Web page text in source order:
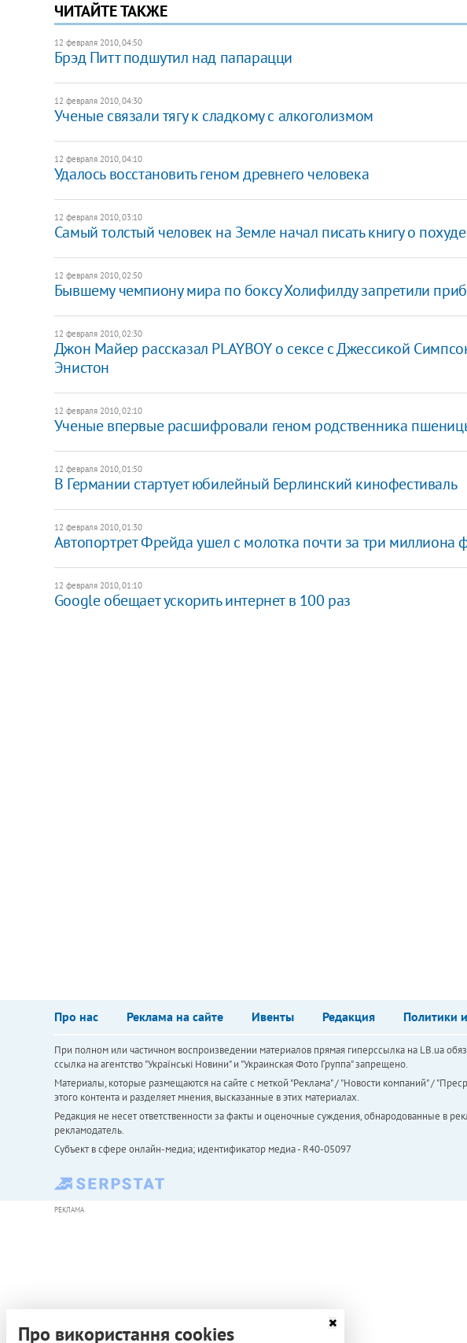
ЧИТАЙТЕ ТАКЖЕ
12 февраля 2010, 04:50
Брэд Питт подшутил над папарацци
12 февраля 2010, 04:30
Ученые связали тягу к сладкому с алкоголизмом
12 февраля 2010, 04:10
Удалось восстановить геном древнего человека
12 февраля 2010, 03:10
Самый толстый человек на Земле начал писать книгу о
12 февраля 2010, 02:50
Бывшему чемпиону мира по боксу Холифилду запретили
12 февраля 2010, 02:30
Джон Майер рассказал PLAYBOY о сексе с Джессикой
Энистон
12 февраля 2010, 02:10
Ученые впервые расшифровали геном родственника
12 февраля 2010, 01:50
В Германии стартует юбилейный Берлинский кинофестиваль
12 февраля 2010, 01:30
Автопортрет Фрейда ушел с молотка почти за три миллиона
12 февраля 2010, 01:10
Google обещает ускорить интернет в 100 раз
Про нас Реклама на сайте Ивенты Редакция Политики
При полном или частичном воспроизведении материалов прямая гиперссылка на LB.ua
ссылка на агентство "Українськi Новини" и "Украинская Фото Группа" запрещено.
Материалы, которые размещаются на сайте с меткой "Реклама" / "Новости компаний" /
этого контента и разделяет мнения, высказанные в этих материалах.
Редакция не несет ответственности за факты и оценочные суждения, обнародованные в
рекламодатель.
Субъект в сфере онлайн-медиа; идентификатор медиа - R40-05097
РЕКЛАМА
Про використання cookies